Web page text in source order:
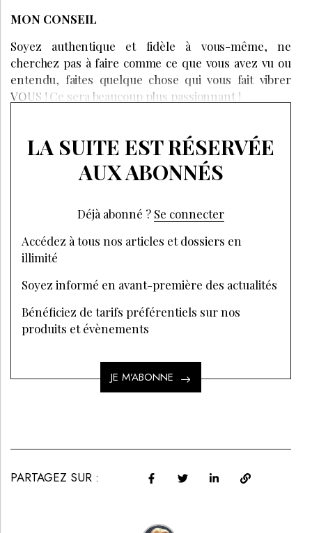
MON CONSEIL
Soyez authentique et fidèle à vous-même, ne
cherchez pas à faire comme ce que vous avez vu ou
entendu, faites quelque chose qui vous fait vibrer
VOUS ! Ce sera beaucoup plus passionnant !
LA SUITE EST RÉSERVÉE
AUX ABONNÉS
Déjà abonné ? Se connecter
Accédez à tous nos articles et dossiers en
illimité
Soyez informé en avant-première des actualités
Bénéficiez de tarifs préférentiels sur nos
produits et évènements
JE M’ABONNE
PARTAGEZ SUR :